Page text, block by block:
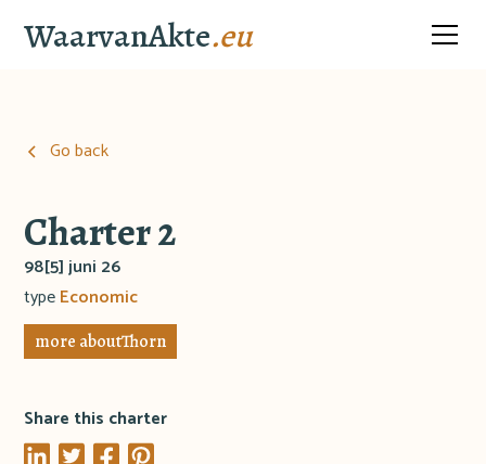
WaarvanAkte.eu
Go back
Charter 2
98[5] juni 26
typeEconomic
more aboutThorn
Share this charter